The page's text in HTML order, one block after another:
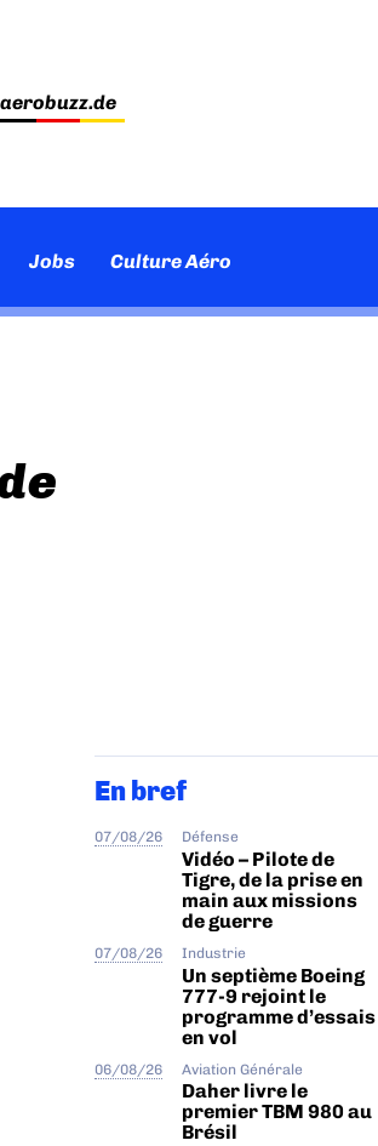
aerobuzz.de
Jobs Culture Aéro
En bref
07/08/26 Défense
Vidéo – Pilote de
Tigre, de la prise en
main aux missions
de guerre
07/08/26 Industrie
Un septième Boeing
777-9 rejoint le
programme d’essais
en vol
06/08/26 Aviation Générale
Daher livre le
premier TBM 980 au
Brésil